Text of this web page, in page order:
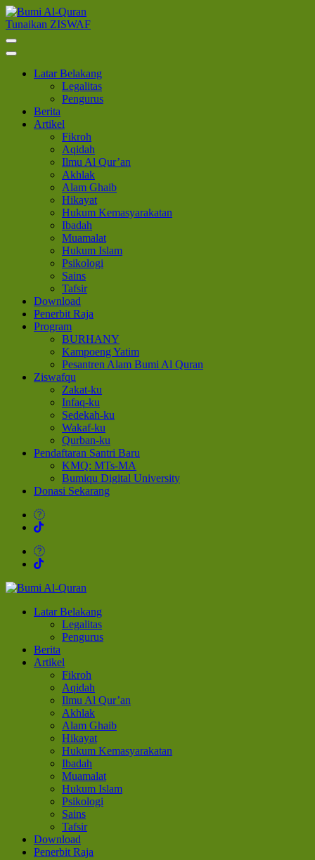
Lompat
ke
konten
(Tekan
Tunaikan ZISWAF
Latar Belakang
Legalitas
Pengurus
Berita
Artikel
Fikroh
Aqidah
Ilmu Al Qur’an
Akhlak
Alam Ghaib
Hikayat
Hukum Kemasyarakatan
Ibadah
Muamalat
Hukum Islam
Psikologi
Sains
Tafsir
Download
Penerbit Raja
Program
BURHANY
Kampoeng Yatim
Pesantren Alam Bumi Al Quran
Ziswafqu
Zakat-ku
Infaq-ku
Sedekah-ku
Wakaf-ku
Qurban-ku
Pendaftaran Santri Baru
KMQ: MTs-MA
Bumiqu Digital University
Donasi Sekarang
Bumi Al-Quran
Sinergi Untuk Kebahagiaan Dunia-Akhirat
Latar Belakang
Legalitas
Pengurus
Berita
Artikel
Fikroh
Aqidah
Ilmu Al Qur’an
Akhlak
Alam Ghaib
Hikayat
Hukum Kemasyarakatan
Ibadah
Muamalat
Hukum Islam
Psikologi
Sains
Tafsir
Download
Penerbit Raja